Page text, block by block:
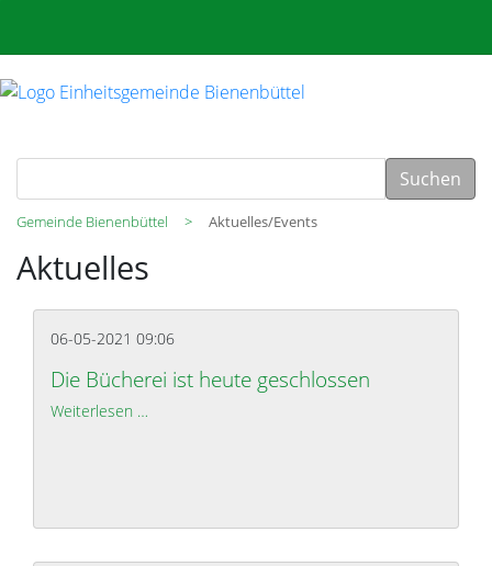
Suchen
Gemeinde Bienenbüttel Aktuelles/Events
Aktuelles
06-05-2021 09:06
Die Bücherei ist heute geschlossen
Weiterlesen …